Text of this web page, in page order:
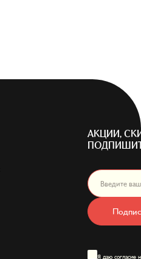
АКЦИИ,
Я даю согласие